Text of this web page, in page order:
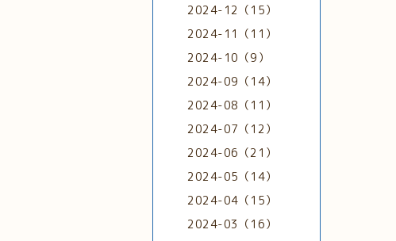
2024-12（15）
2024-11（11）
2024-10（9）
2024-09（14）
2024-08（11）
2024-07（12）
2024-06（21）
2024-05（14）
2024-04（15）
2024-03（16）